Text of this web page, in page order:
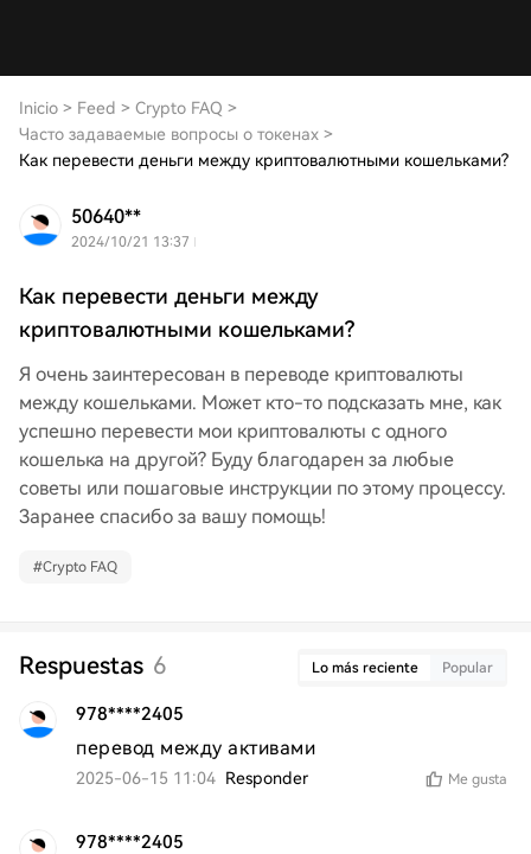
Inicio > Feed > Crypto FAQ >
Часто задаваемые вопросы о токенах >
Как перевести деньги между криптовалютными кошельками?
50640**
2024/10/21 13:37
Как перевести деньги между
криптовалютными кошельками?
Я очень заинтересован в переводе криптовалюты
между кошельками. Может кто-то подсказать мне, как
успешно перевести мои криптовалюты с одного
кошелька на другой? Буду благодарен за любые
советы или пошаговые инструкции по этому процессу.
Заранее спасибо за вашу помощь!
#Crypto FAQ
Respuestas 6 Lo más reciente Popular
978****2405
перевод между активами
2025-06-15 11:04 Responder Me gusta
978****2405